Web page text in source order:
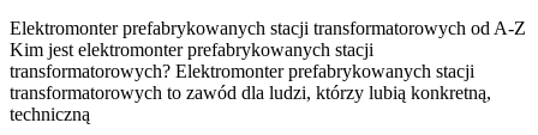
Elektromonter prefabrykowanych stacji transformatorowych od A-Z
Kim jest elektromonter prefabrykowanych stacji
transformatorowych? Elektromonter prefabrykowanych stacji
transformatorowych to zawód dla ludzi, którzy lubią konkretną,
techniczną